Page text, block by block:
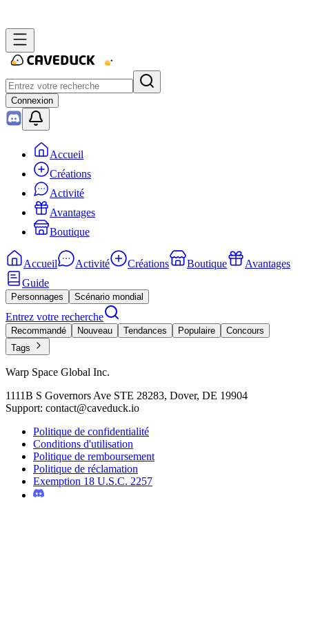
Connexion
Accueil
Créations
Activité
Avantages
Boutique
Accueil Activité Créations Boutique
Avantages
Guide
Personnages Scénario mondial
Entrez votre recherche
Recommandé Nouveau Tendances Populaire
Concours
Tags
Warp Space Global Inc.
1111B S Governors Ave STE 28283, Dover, DE 19904
Support: contact@caveduck.io
Politique de confidentialité
Conditions d'utilisation
Politique de remboursement
Politique de réclamation
Exemption 18 U.S.C. 2257